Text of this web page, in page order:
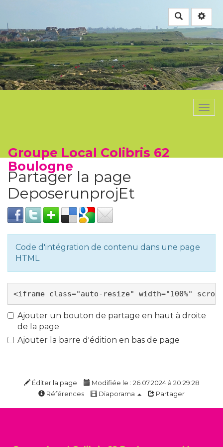
Rechercher
Groupe Local Colibris 62
Boulogne
Partager la page
DeposerunprojEt
Code d'intégration de contenu dans une page
HTML
Ajouter un bouton de partage en haut à droite
de la page
Ajouter la barre d'édition en bas de page
Éditer la page
Modifiée le : 26.07.2024 à 20:29:28
Références
Diaporama Partager